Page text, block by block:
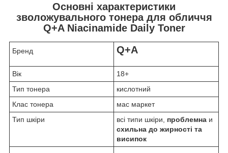
Основні характеристики
зволожувального тонера для обличчя
Q+A Niacinamide Daily Toner
Бренд Q+A
Вік
18+
Тип тонера
кислотний
Клас тонера
мас маркет
Тип шкіри
всі типи шкіри, проблемна и
схильна до жирності та
висипок